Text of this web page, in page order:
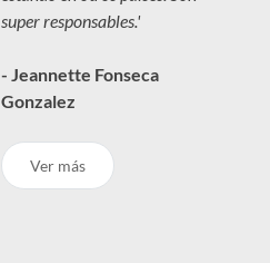
super responsables.'
- Jeannette Fonseca
Gonzalez
Ver más